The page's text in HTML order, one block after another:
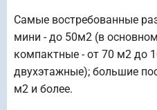
Самые востребованные
мини - до 50м2 (в
компактные - от 70 м2 до
двухэтажные); большие
м2 и более.